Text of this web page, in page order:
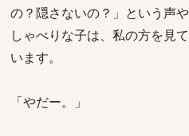
の？隠さないの？」という声
しゃべりな子は、私の方を見
います。
「やだー。」